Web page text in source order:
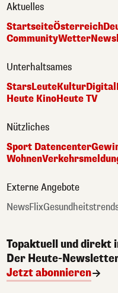
Aktuelles
StartseiteÖsterreich
CommunityWetter
Unterhaltsames
StarsLeuteKulturDigital
Heute KinoHeute TV
Nützliches
Sport Datencenter
Wohnen
Externe Angebote
NewsFlix
Topaktuell und direkt
Der Heute-
Jetzt abonnieren